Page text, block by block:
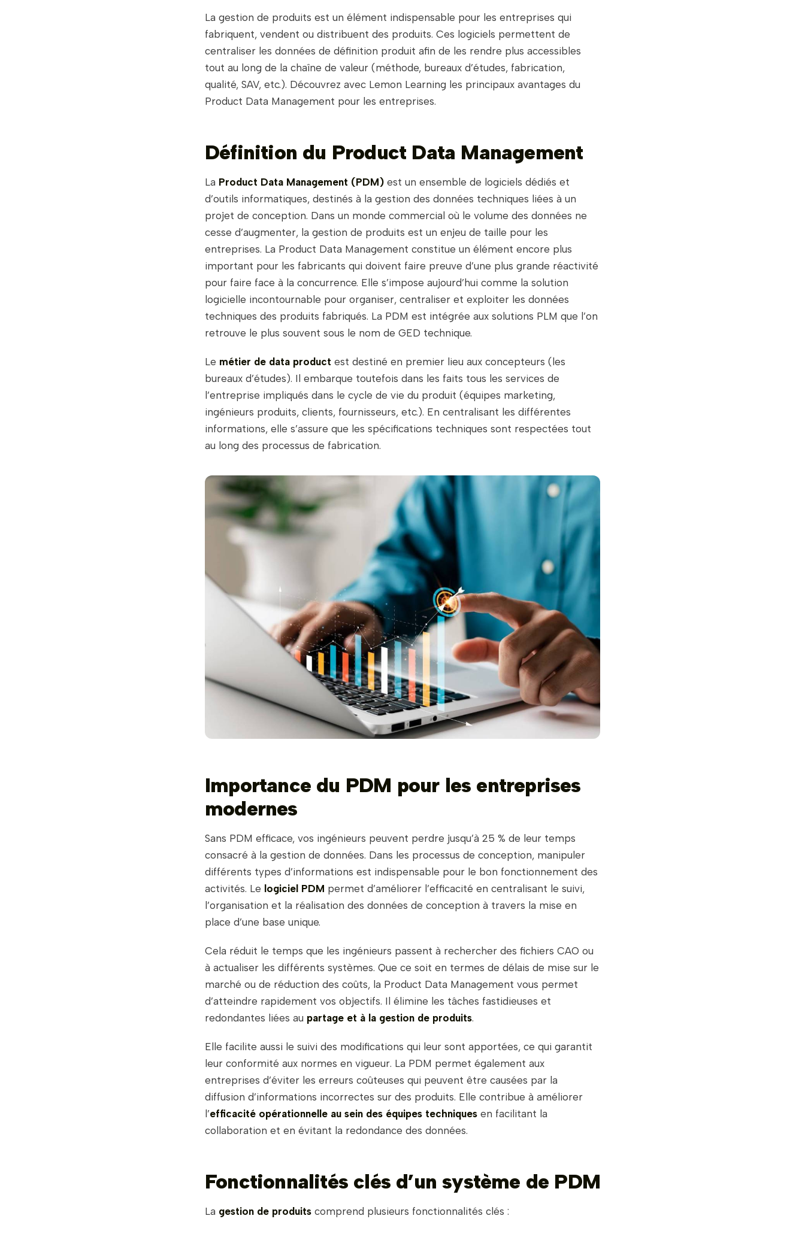
La gestion de produits est un élément indispensable pour les entreprises qui
fabriquent, vendent ou distribuent des produits. Ces logiciels permettent de
centraliser les données de définition produit afin de les rendre plus accessibles
tout au long de la chaîne de valeur (méthode, bureaux d’études, fabrication,
qualité, SAV, etc.). Découvrez avec Lemon Learning les principaux avantages du
Product Data Management pour les entreprises.
Définition du Product Data Management
La Product Data Management (PDM) est un ensemble de logiciels dédiés et
d’outils informatiques, destinés à la gestion des données techniques liées à un
projet de conception. Dans un monde commercial où le volume des données ne
cesse d’augmenter, la gestion de produits est un enjeu de taille pour les
entreprises. La Product Data Management constitue un élément encore plus
important pour les fabricants qui doivent faire preuve d’une plus grande réactivité
pour faire face à la concurrence. Elle s’impose aujourd’hui comme la solution
logicielle incontournable pour organiser, centraliser et exploiter les données
techniques des produits fabriqués. La PDM est intégrée aux solutions PLM que l’on
retrouve le plus souvent sous le nom de GED technique.
Le métier de data product est destiné en premier lieu aux concepteurs (les
bureaux d’études). Il embarque toutefois dans les faits tous les services de
l’entreprise impliqués dans le cycle de vie du produit (équipes marketing,
ingénieurs produits, clients, fournisseurs, etc.). En centralisant les différentes
informations, elle s’assure que les spécifications techniques sont respectées tout
au long des processus de fabrication.
Importance du PDM pour les entreprises
modernes
Sans PDM efficace, vos ingénieurs peuvent perdre jusqu’à 25 % de leur temps
consacré à la gestion de données. Dans les processus de conception, manipuler
différents types d’informations est indispensable pour le bon fonctionnement des
activités. Le logiciel PDM permet d’améliorer l’efficacité en centralisant le suivi,
l’organisation et la réalisation des données de conception à travers la mise en
place d’une base unique.
Cela réduit le temps que les ingénieurs passent à rechercher des fichiers CAO ou
à actualiser les différents systèmes. Que ce soit en termes de délais de mise sur le
marché ou de réduction des coûts, la Product Data Management vous permet
d’atteindre rapidement vos objectifs. Il élimine les tâches fastidieuses et
redondantes liées au partage et à la gestion de produits.
Elle facilite aussi le suivi des modifications qui leur sont apportées, ce qui garantit
leur conformité aux normes en vigueur. La PDM permet également aux
entreprises d’éviter les erreurs coûteuses qui peuvent être causées par la
diffusion d’informations incorrectes sur des produits. Elle contribue à améliorer
l’efficacité opérationnelle au sein des équipes techniques en facilitant la
collaboration et en évitant la redondance des données.
Fonctionnalités clés d’un système de PDM
La gestion de produits comprend plusieurs fonctionnalités clés :